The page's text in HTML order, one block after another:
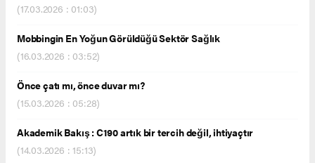
(17.03.2026 : 01:03)
Mobbingin En Yoğun Görüldüğü Sektör Sağlık
(16.03.2026 : 03:52)
Önce çatı mı, önce duvar mı?
(15.03.2026 : 05:28)
Akademik Bakış : C190 artık bir tercih değil, ihtiyaçtır
(14.03.2026 : 15:13)